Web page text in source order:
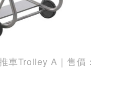
車Trolley A｜售價：